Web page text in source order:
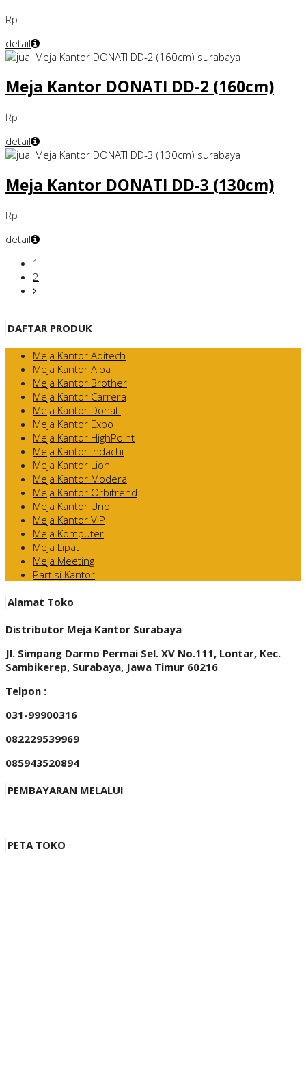
Rp
detail
Meja Kantor DONATI DD-2 (160cm)
Rp
detail
Meja Kantor DONATI DD-3 (130cm)
Rp
detail
1
2
DAFTAR PRODUK
Meja Kantor Aditech
Meja Kantor Alba
Meja Kantor Brother
Meja Kantor Carrera
Meja Kantor Donati
Meja Kantor Expo
Meja Kantor HighPoint
Meja Kantor Indachi
Meja Kantor Lion
Meja Kantor Modera
Meja Kantor Orbitrend
Meja Kantor Uno
Meja Kantor VIP
Meja Komputer
Meja Lipat
Meja Meeting
Partisi Kantor
Alamat Toko
Distributor Meja Kantor Surabaya
Jl. Simpang Darmo Permai Sel. XV No.111, Lontar, Kec.
Sambikerep, Surabaya, Jawa Timur 60216
Telpon :
031-99900316
082229539969
085943520894
PEMBAYARAN MELALUI
PETA TOKO